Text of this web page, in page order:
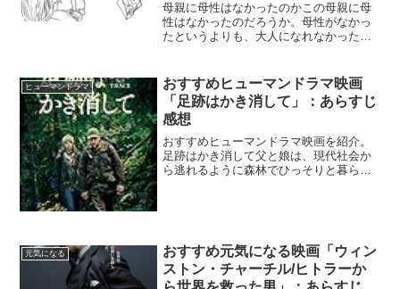
母親に母性はなかったのかこの母親に母
性はなかったのだろうか。母性がなかっ
たというよりも、大人になれなかったと
ているように見受けられる。与える愛を
学ぶことができなかったの...
ヒューマンドラマ
おすすめヒューマンドラマ映画
「足跡はかき消して」：あらすじ
感想
おすすめヒューマンドラマ映画を紹介。
足跡はかき消して父と娘は、現代社会か
ら逃れるように森林でひっそりと暮らし
元気になる
おすすめ元気になる映画「ウィン
ストン・チャーチル/ヒトラーか